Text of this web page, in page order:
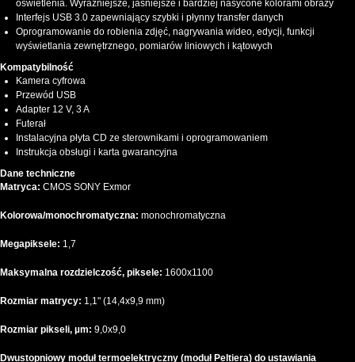
oświetlenia. Wyraźniejsze, jaśniejsze i bardziej nasycone kolorami obrazy
Interfejs USB 3.0 zapewniający szybki i płynny transfer danych
Oprogramowanie do robienia zdjęć, nagrywania wideo, edycji, funkcji
wyświetlania zewnętrznego, pomiarów liniowych i kątowych
Kompatybilność
Kamera cyfrowa
Przewód USB
Adapter 12 V, 3 A
Futerał
Instalacyjna płyta CD ze sterownikami i oprogramowaniem
Instrukcja obsługi i karta gwarancyjna
Dane techniczne
Matryca: CMOS SONY Exmor
Kolorowa/monochromatyczna: monochromatyczna
Megapiksele: 1,7
Maksymalna rozdzielczość, piksele: 1600x1100
Rozmiar matrycy: 1,1" (14,4x9,9 mm)
Rozmiar pikseli, µm: 9,0x9,0
Dwustopniowy moduł termoelektryczny (moduł Peltiera) do ustawiania